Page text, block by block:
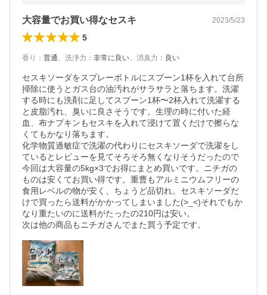
大容量でお買い得なセスキ 2023/5/23
5
香り ： 普通、 洗浄力 ： 非常に良い、 消臭力 ： 良い
セスキソーダをスプレーボトルにスプーン1杯を入れて台所
掃除に使うとガス台の油汚れがサラサラと落ちます。洗濯
する時にも洗剤に足してスプーン1杯〜2杯入れて洗濯する
と皮脂汚れ、臭いに良さそうです。生理の時に付いた経
血、布ナプキンもセスキを入れて浸けて置くだけで擦らな
くてもかなり落ちます。
化学物質過敏症で洗濯の代わりにセスキソーダで洗濯をし
ているとレビューを見てそろそろ無くなりそうだったので
今回は大容量の5kg×3でお得にまとめ買いです。ニチガの
ものは安くてお買い得です。重曹もアルミニウムフリーの
食用レベルの物が安く、ちょうど品切れ。セスキソーダだ
けで買ったら送料がかかってしまいました(>_<)それでもか
なり重たいのに送料がたったの210円は安い。
次は他の商品もニチガさんでまた買う予定です。